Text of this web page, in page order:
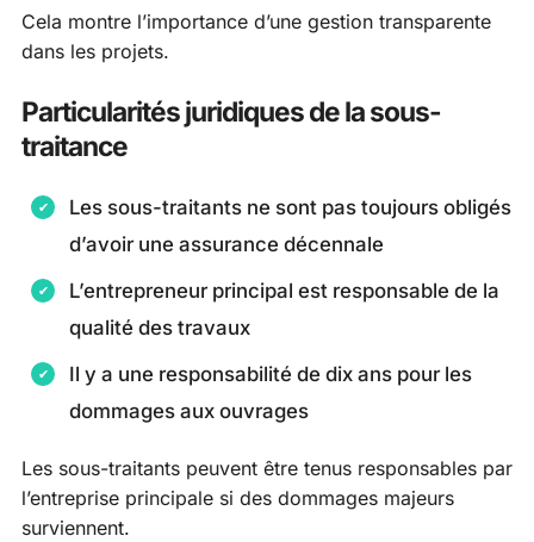
Cela montre l’importance d’une gestion transparente
dans les projets.
Particularités juridiques de la sous-
traitance
Les sous-traitants ne sont pas toujours obligés
d’avoir une assurance décennale
L’entrepreneur principal est responsable de la
qualité des travaux
Il y a une responsabilité de dix ans pour les
dommages aux ouvrages
Les sous-traitants peuvent être tenus responsables par
l’entreprise principale si des dommages majeurs
surviennent.